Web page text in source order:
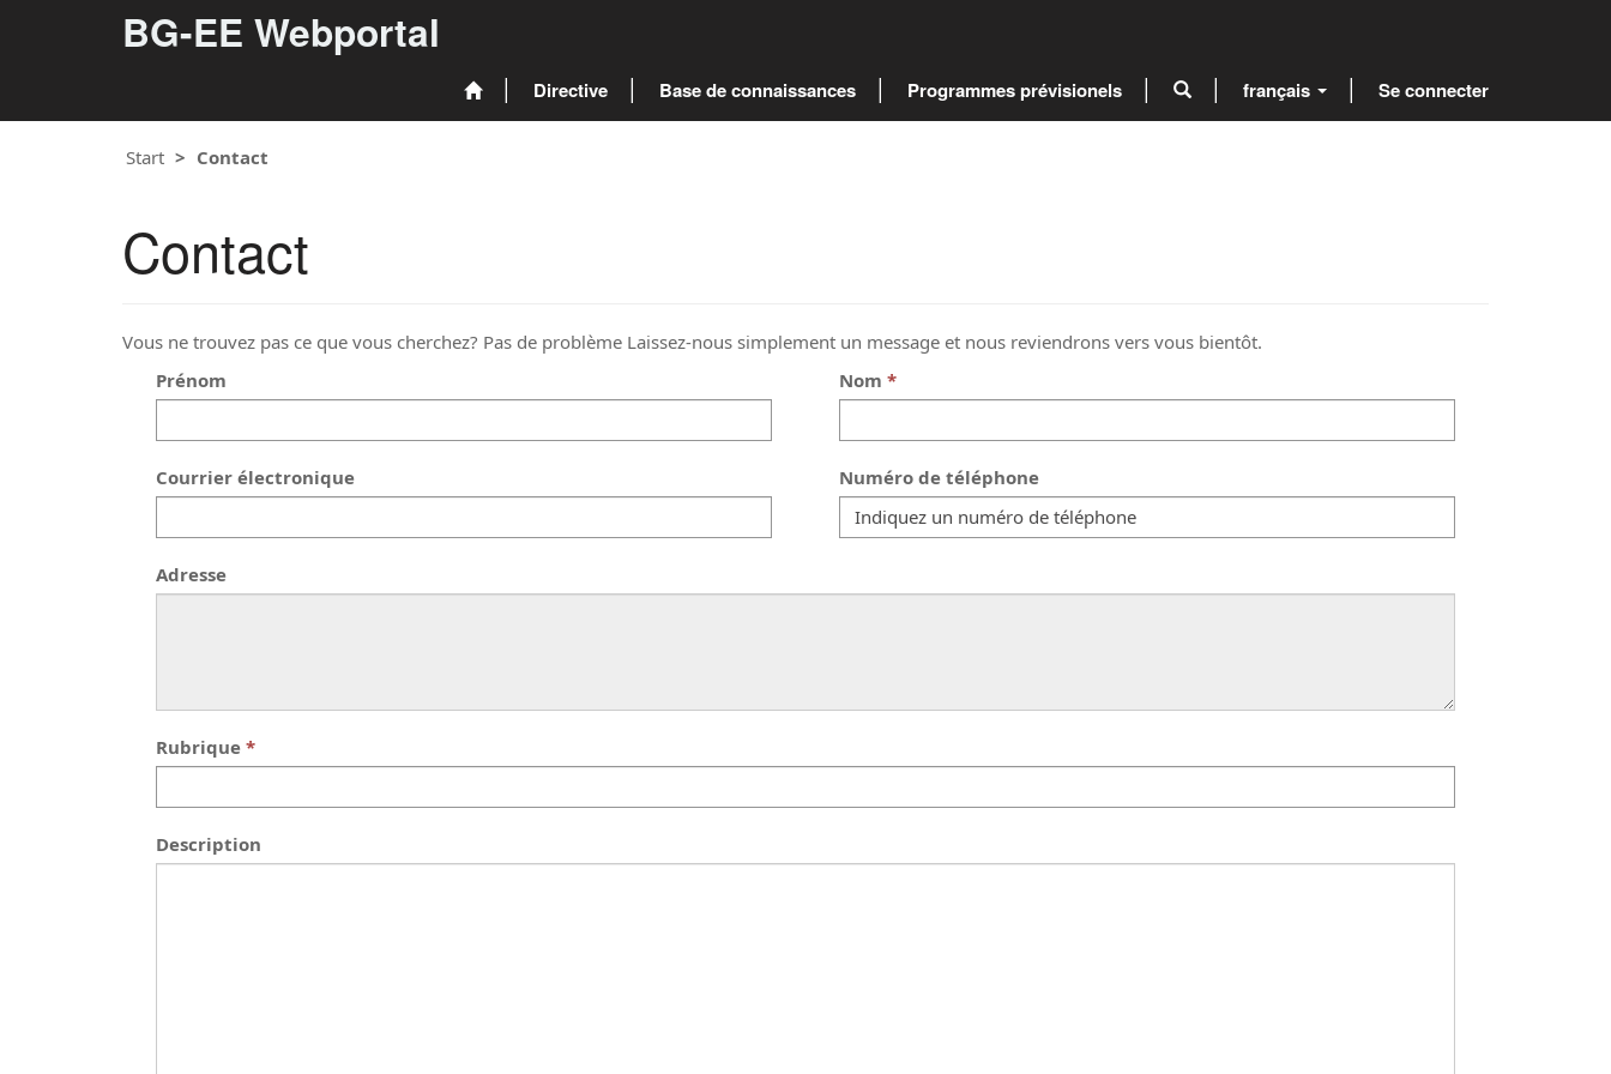
BG-EE Webportal
Directive Base de connaissances Programmes prévisionels français Se connecter
Start Contact
Contact
Vous ne trouvez pas ce que vous cherchez? Pas de problème Laissez-nous simplement un message et nous reviendrons vers vous bientôt.
Prénom
Nom
Courrier électronique Numéro de téléphone
Adresse
Rubrique
Description